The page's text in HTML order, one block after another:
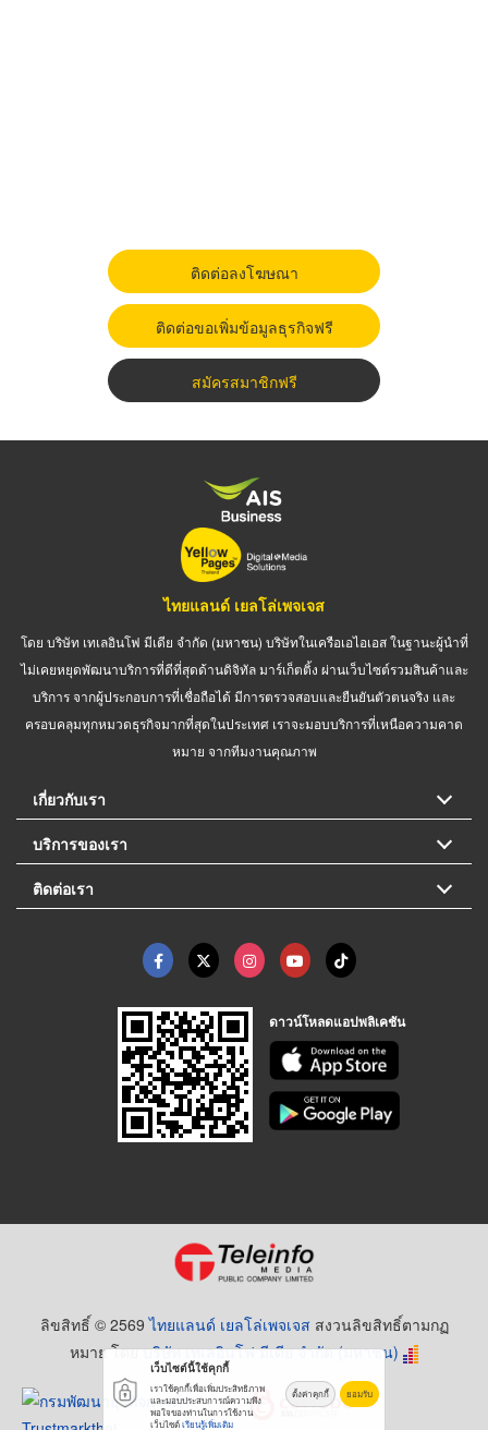
ติดต่อลงโฆษณา
ติดต่อขอเพิ่มข้อมูลธุรกิจฟรี
สมัครสมาชิกฟรี
ไทยแลนด์ เยลโล่เพจเจส
โดย บริษัท เทเลอินโฟ มีเดีย จำกัด (มหาชน) บริษัทในเครือเอไอเอส ในฐานะผู้นำที่
ไม่เคยหยุดพัฒนาบริการที่ดีที่สุดด้านดิจิทัล มาร์เก็ตติ้ง ผ่านเว็บไซต์รวมสินค้าและ
บริการ จากผู้ประกอบการที่เชื่อถือได้ มีการตรวจสอบและยืนยันตัวตนจริง และ
ครอบคลุมทุกหมวดธุรกิจมากที่สุดในประเทศ เราจะมอบบริการที่เหนือความคาด
หมาย จากทีมงานคุณภาพ
เกี่ยวกับเรา
บริการของเรา
ติดต่อเรา
ดาวน์โหลดแอปพลิเคชัน
ลิขสิทธิ์ © 2569ไทยแลนด์ เยลโล่เพจเจส สงวนลิขสิทธิ์ตามกฏ
หมาย โดยบริษัท เทเลอินโฟ มีเดีย จำกัด (มหาชน)
เว็บไซต์นี้ใช้คุกกี้
เราใช้คุกกี้เพื่อเพิ่มประสิทธิภาพ
และมอบประสบการณ์ความพึง
พอใจของท่านในการใช้งาน
เว็บไซต์เรียนรู้เพิ่มเติม
ตั้งค่าคุกกี้ ยอมรับ